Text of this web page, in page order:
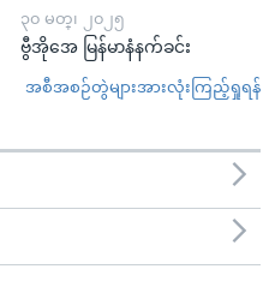
၃၀ မတ္၊ ၂၀၂၅
ဗွီအိုအေ မြန်မာနံနက်ခင်း
အစီအစဉ်တွဲများအားလုံးကြည့်ရှုရန်